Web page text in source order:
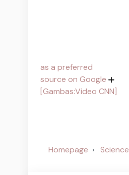
as a preferred
source on Google
[Gambas:Video CNN]
Homepage Science